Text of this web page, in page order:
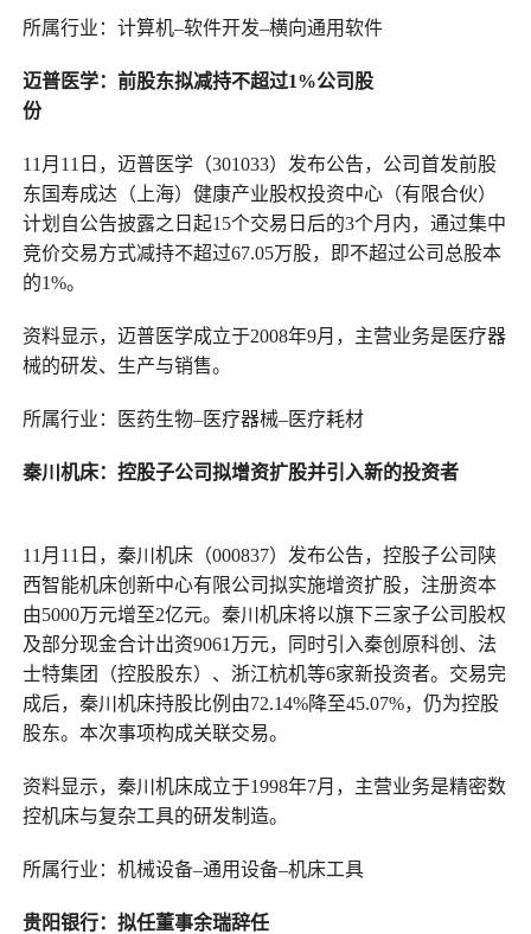
所属行业：计算机–软件开发–横向通用软件
迈普医学： 前股东拟减持不超过1%公司股
份
11月11日，迈普医学（301033）发布公告，公司首发前股
东国寿成达（上海）健康产业股权投资中心（有限合伙）
计划自公告披露之日起15个交易日后的3个月内，通过集中
竞价交易方式减持不超过67.05万股，即不超过公司总股本
的1%。
资料显示，迈普医学成立于2008年9月，主营业务是医疗器
械的研发、生产与销售。
所属行业：医药生物–医疗器械–医疗耗材
秦川机床： 控股子公司拟增资扩股并引入新的投资者
11月11日，秦川机床（000837）发布公告，控股子公司陕
西智能机床创新中心有限公司拟实施增资扩股，注册资本
由5000万元增至2亿元。秦川机床将以旗下三家子公司股权
及部分现金合计出资9061万元，同时引入秦创原科创、法
士特集团（控股股东）、浙江杭机等6家新投资者。交易完
成后，秦川机床持股比例由72.14%降至45.07%，仍为控股
股东。本次事项构成关联交易。
资料显示，秦川机床成立于1998年7月，主营业务是精密数
控机床与复杂工具的研发制造。
所属行业：机械设备–通用设备–机床工具
贵阳银行： 拟任董事余瑞辞任